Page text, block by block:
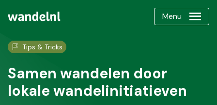
Menu
Tips & Tricks
Samen wandelen door
lokale wandelinitiatieven